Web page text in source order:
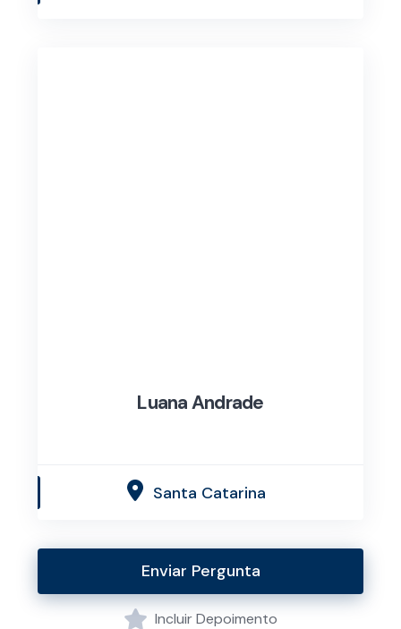
Luana Andrade
Santa Catarina
Enviar Pergunta
Incluir Depoimento